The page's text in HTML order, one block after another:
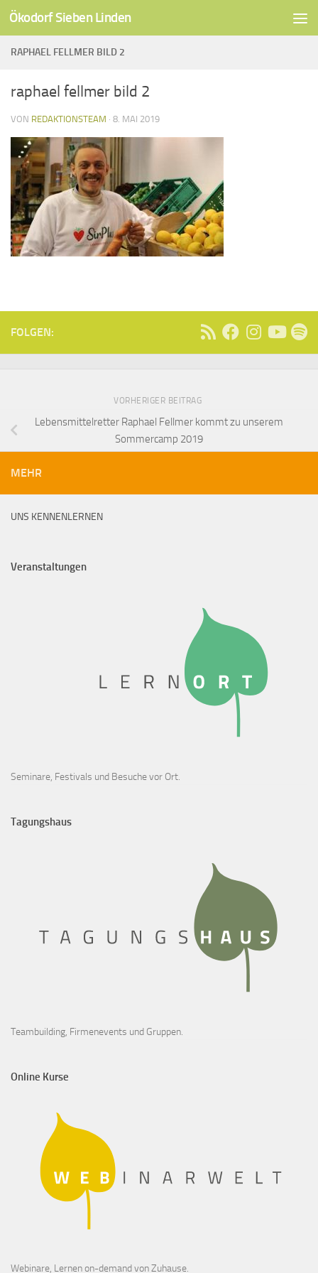
Unter dem Inhalt
Ökodorf Sieben Linden
RAPHAEL FELLMER BILD 2
raphael fellmer bild 2
VON REDAKTIONSTEAM · 8. MAI 2019
FOLGEN:
VORHERIGER BEITRAG
Lebensmittelretter Raphael Fellmer kommt zu unserem
Sommercamp 2019
MEHR
UNS KENNENLERNEN
Veranstaltungen
Seminare, Festivals und Besuche vor Ort.
Tagungshaus
Teambuilding, Firmenevents und Gruppen.
Online Kurse
Webinare, Lernen on-demand von Zuhause.